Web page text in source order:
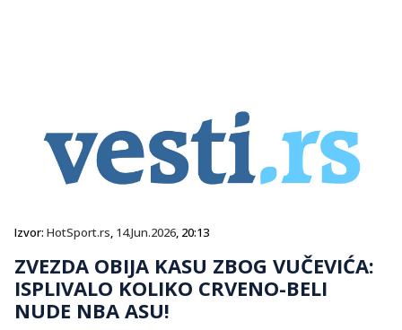
Izvor: HotSport.rs, 14.Jun.2026, 20:13
ZVEZDA OBIJA KASU ZBOG VUČEVIĆA:
ISPLIVALO KOLIKO CRVENO-BELI
NUDE NBA ASU!